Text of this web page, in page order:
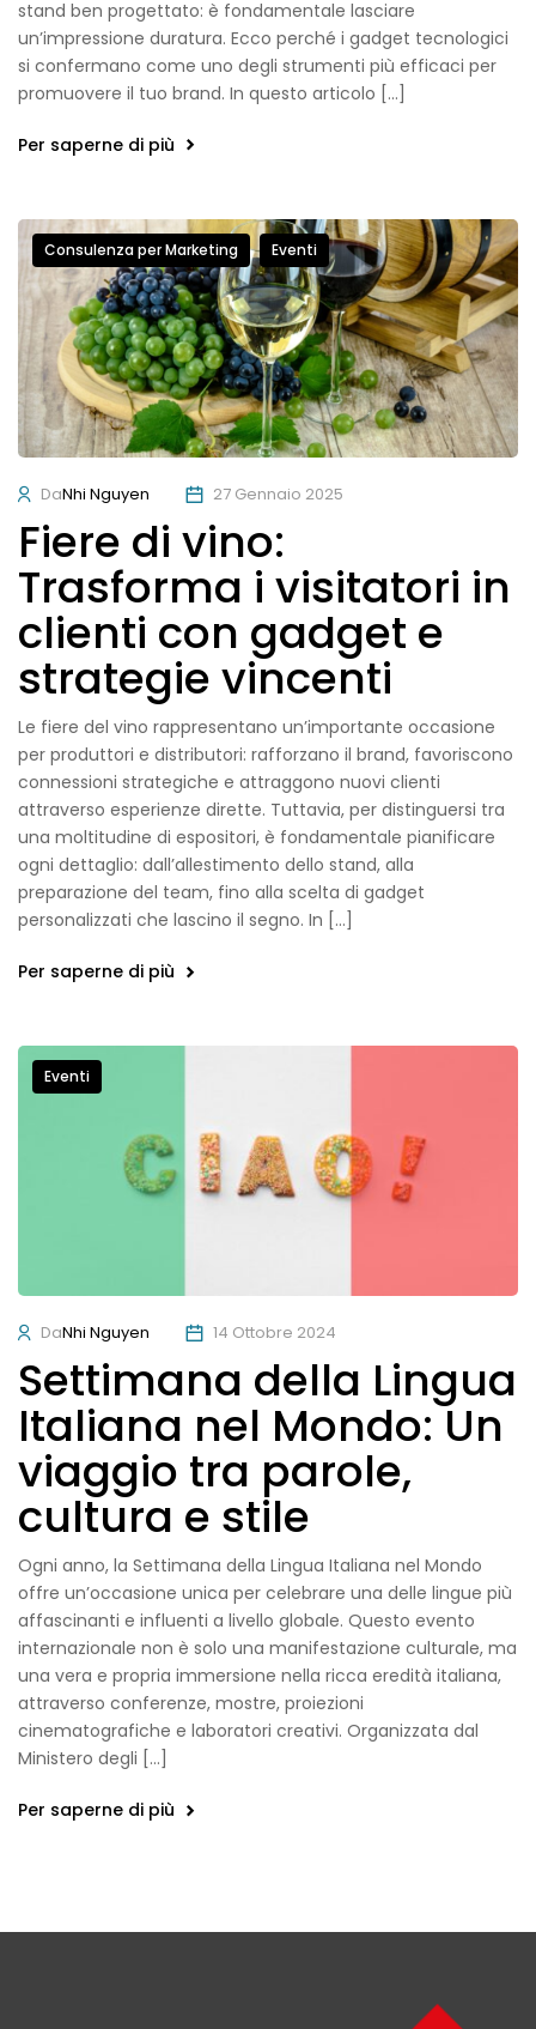
stand ben progettato: è fondamentale lasciare
un’impressione duratura. Ecco perché i gadget tecnologici
si confermano come uno degli strumenti più efficaci per
promuovere il tuo brand. In questo articolo […]
Per saperne di più
Consulenza per Marketing Eventi
DaNhi Nguyen 27 Gennaio 2025
Fiere di vino:
Trasforma i visitatori in
clienti con gadget e
strategie vincenti
Le fiere del vino rappresentano un’importante occasione
per produttori e distributori: rafforzano il brand, favoriscono
connessioni strategiche e attraggono nuovi clienti
attraverso esperienze dirette. Tuttavia, per distinguersi tra
una moltitudine di espositori, è fondamentale pianificare
ogni dettaglio: dall’allestimento dello stand, alla
preparazione del team, fino alla scelta di gadget
personalizzati che lascino il segno. In […]
Per saperne di più
Eventi
DaNhi Nguyen 14 Ottobre 2024
Settimana della Lingua
Italiana nel Mondo: Un
viaggio tra parole,
cultura e stile
Ogni anno, la Settimana della Lingua Italiana nel Mondo
offre un’occasione unica per celebrare una delle lingue più
affascinanti e influenti a livello globale. Questo evento
internazionale non è solo una manifestazione culturale, ma
una vera e propria immersione nella ricca eredità italiana,
attraverso conferenze, mostre, proiezioni
cinematografiche e laboratori creativi. Organizzata dal
Ministero degli […]
Per saperne di più